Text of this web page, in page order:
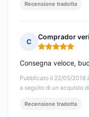
Recensione tradotta
C
Comprador
Nota: 5 su 5
Pubblicato il 22/05/2018
a seguito di un acquisto
Consegna veloce,
Recensione tradotta